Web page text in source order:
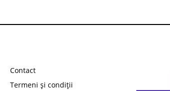
Contact
Termeni și condiții